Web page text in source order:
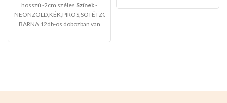
hosszú -2cm széles Színei:-
NEONZÖLD,KÉK,PIROS,SÖTÉTZÖLD,VILÁGOS
BARNA 12db-os dobozban van
cm hosszú ,14cm széles ,4cm